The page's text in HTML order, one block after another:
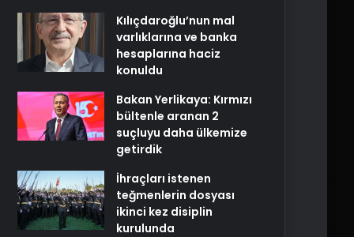
Kılıçdaroğlu’nun mal
varlıklarına ve banka
hesaplarına haciz
konuldu
Bakan Yerlikaya: Kırmızı
bültenle aranan 2
suçluyu daha ülkemize
getirdik
İhraçları istenen
teğmenlerin dosyası
ikinci kez disiplin
kurulunda